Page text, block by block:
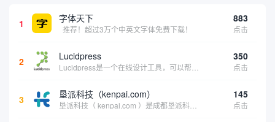
1 字体天下
推荐！超过3万个中英文字体免费下载！
883
点击
2 Lucidpress 350
点击
3 垦派科技（kenpai.com） 145
点击